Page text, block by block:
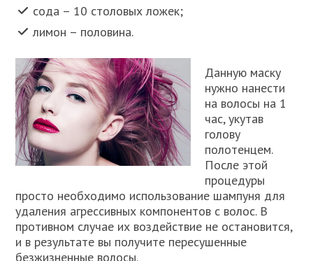
сода – 10 столовых ложек;
лимон – половина.
Данную маску
нужно нанести
на волосы на 1
час, укутав
голову
полотенцем.
После этой
процедуры
просто необходимо использование шампуня для
удаления агрессивных компонентов с волос. В
противном случае их воздействие не остановится,
и в результате вы получите пересушенные
безжизненные волосы.